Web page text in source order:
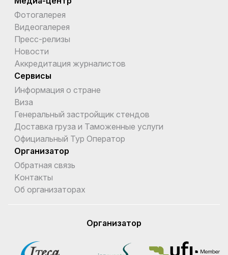
Фотогалерея
Видеогалерея
Пресс-релизы
Новости
Аккредитация журналистов
Сервисы
Информация о стране
Виза
Генеральный застройщик стендов
Доставка груза и Таможенные услуги
Официальный Тур Оператор
Организатор
Обратная связь
Kонтакты
Об организаторах
Организатор